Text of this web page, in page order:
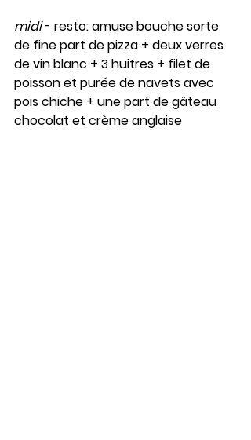
midi - resto: amuse bouche sorte
de fine part de pizza + deux verres
de vin blanc + 3 huitres + filet de
poisson et purée de navets avec
pois chiche + une part de gâteau
chocolat et crème anglaise